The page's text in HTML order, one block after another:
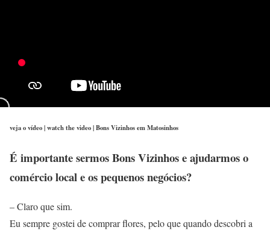
veja o vídeo | watch the video | Bons Vizinhos em Matosinhos
É importante sermos Bons Vizinhos e ajudarmos o
comércio local e os pequenos negócios?
– Claro que sim.
Eu sempre gostei de comprar flores, pelo que quando descobri a